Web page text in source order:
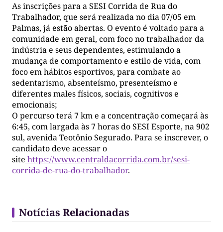
As inscrições para a SESI Corrida de Rua do
Trabalhador, que será realizada no dia 07/05 em
Palmas, já estão abertas. O evento é voltado para a
comunidade em geral, com foco no trabalhador da
indústria e seus dependentes, estimulando a
mudança de comportamento e estilo de vida, com
foco em hábitos esportivos, para combate ao
sedentarismo, absenteísmo, presenteísmo e
diferentes males físicos, sociais, cognitivos e
emocionais;
O percurso terá 7 km e a concentração começará às
6:45, com largada às 7 horas do SESI Esporte, na 902
sul, avenida Teotônio Segurado. Para se inscrever, o
candidato deve acessar o
site https://www.centraldacorrida.com.br/sesi-
corrida-de-rua-do-trabalhador.
Notícias Relacionadas